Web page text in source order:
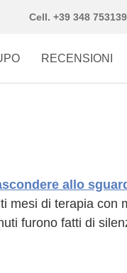
Cell. +39 348
RECENSIONI
mesi di terapia con
furono fatti di